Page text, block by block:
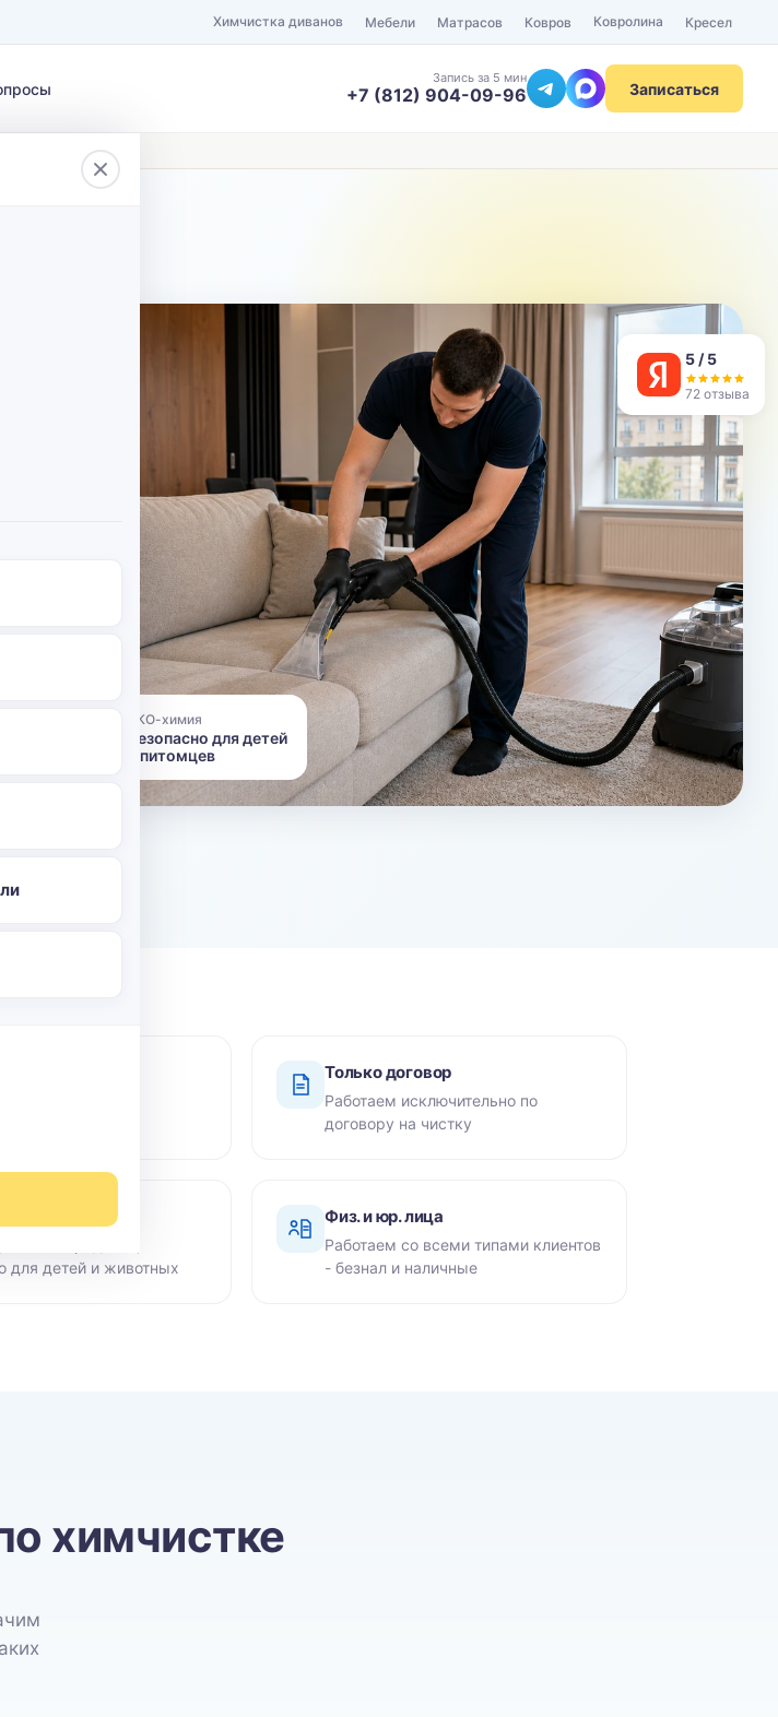
Химчистка диванов Мебели Матрасов Ковров Ковролина Кресел
Запись за 5 мин
+7 (812) 904-09-96 Записаться
ЭКО-химия
Безопасно для детей
и питомцев
5 / 5
72 отзыва
Только договор
Работаем исключительно по
договору на чистку
для детей и животных
Физ. и юр. лица
Работаем со всеми типами клиентов
- безнал и наличные
химчистке